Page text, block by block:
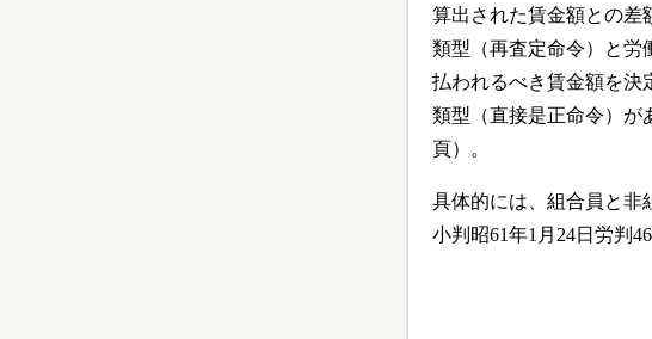
算出された賃金額との差
類型（再査定命令）と労
払われるべき賃金額を決
類型（直接是正命令）が
頁）。
具体的には、組合員と非
小判昭61年1月24日労判